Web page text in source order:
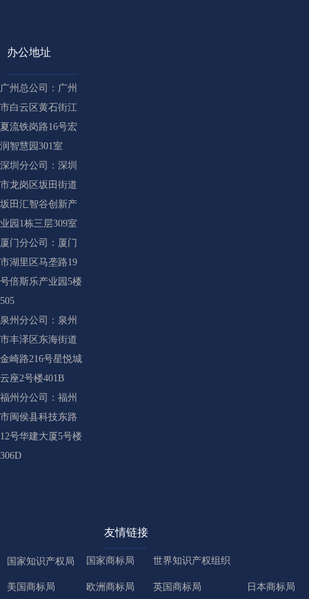
办公地址
广州总公司：广州
市白云区黄石街江
夏流铁岗路16号宏
润智慧园301室
深圳分公司：深圳
市龙岗区坂田街道
坂田汇智谷创新产
业园1栋三层309室
厦门分公司：厦门
市湖里区马垄路19
号倍斯乐产业园5楼
505
泉州分公司：泉州
市丰泽区东海街道
金崎路216号星悦城
云座2号楼401B
福州分公司：福州
市闽侯县科技东路
12号华建大厦5号楼
306D
友情链接
国家知识产权局 国家商标局 世界知识产权组织
美国商标局 欧洲商标局 英国商标局 日本商标局